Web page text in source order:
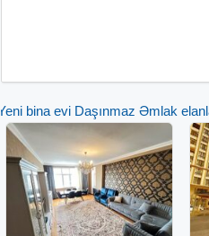
Yeni bina evi Daşınmaz Əmlak